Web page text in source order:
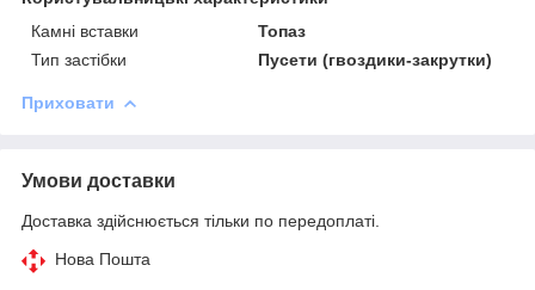
Камні вставки
Топаз
Тип застібки
Пусети (гвоздики-закрутки)
Приховати
Умови доставки
Доставка здійснюється тільки по передоплаті.
Нова Пошта